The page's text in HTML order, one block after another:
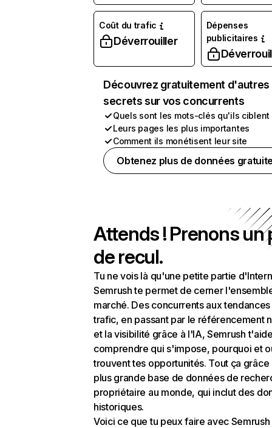
Coût du trafic
Déverrouiller
Dépenses
publicitaires
Découvrez gratuitement d'autres
secrets sur vos concurrents
Quels sont les mots-clés qu'ils ciblent
Leurs pages les plus importantes
Comment ils monétisent leur site
Obtenez plus de données
Attends ! Prenons un
de recul.
Tu ne vois là qu'une petite partie
Semrush te permet de cerner
marché. Des concurrents aux
trafic, en passant par le référencement
et la visibilité grâce à l'IA, Semrush
comprendre qui s'impose, pourquoi et
trouvent tes opportunités. Tout ça grâce
plus grande base de données de
propriétaire au monde, qui inclut des
historiques.
Voici ce que tu peux faire avec Semrush